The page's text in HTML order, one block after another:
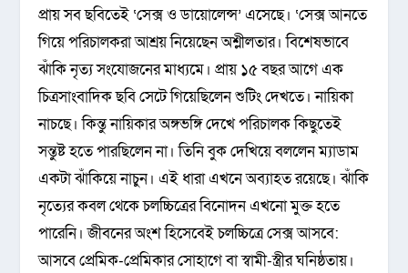
প্রায় সব ছবিতেই ‘সেক্স ও ডায়োলেন্স’ এসেছে। ‘সেক্স আনতে
গিয়ে পরিচালকরা আশ্রয় নিয়েছেন অশ্লীলতার। বিশেষভাবে
ঝাঁকি নৃত্য সংযোজনের মাধ্যমে। প্রায় ১৫ বছর আগে এক
চিত্রসাংবাদিক ছবি সেটে গিয়েছিলেন শুটিং দেখতে। নায়িকা
নাচছে। কিন্তু নায়িকার অঙ্গভঙ্গি দেখে পরিচালক কিছুতেই
সন্তুষ্ট হতে পারছিলেন না। তিনি বুক দেখিয়ে বললেন ম্যাডাম
একটা ঝাঁকিয়ে নাচুন। এই ধারা এখনে অব্যাহত রয়েছে। ঝাঁকি
নৃত্যের কবল থেকে চলচ্চিত্রের বিনোদন এখনো মুক্ত হতে
পারেনি। জীবনের অংশ হিসেবেই চলচ্চিত্রে সেক্স আসবে:
আসবে প্রেমিক-প্রেমিকার সোহাগে বা স্বামী-স্ত্রীর ঘনিষ্ঠতায়।